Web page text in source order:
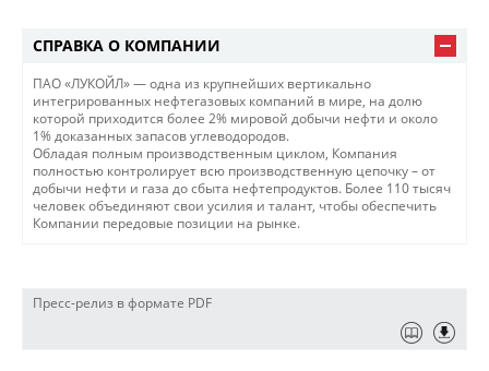
СПРАВКА О КОМПАНИИ
ПАО «ЛУКОЙЛ» — одна из крупнейших вертикально
интегрированных нефтегазовых компаний в мире, на долю
которой приходится более 2% мировой добычи нефти и около
1% доказанных запасов углеводородов.
Обладая полным производственным циклом, Компания
полностью контролирует всю производственную цепочку – от
добычи нефти и газа до сбыта нефтепродуктов. Более 110 тысяч
человек объединяют свои усилия и талант, чтобы обеспечить
Компании передовые позиции на рынке.
Пресс-релиз в формате PDF